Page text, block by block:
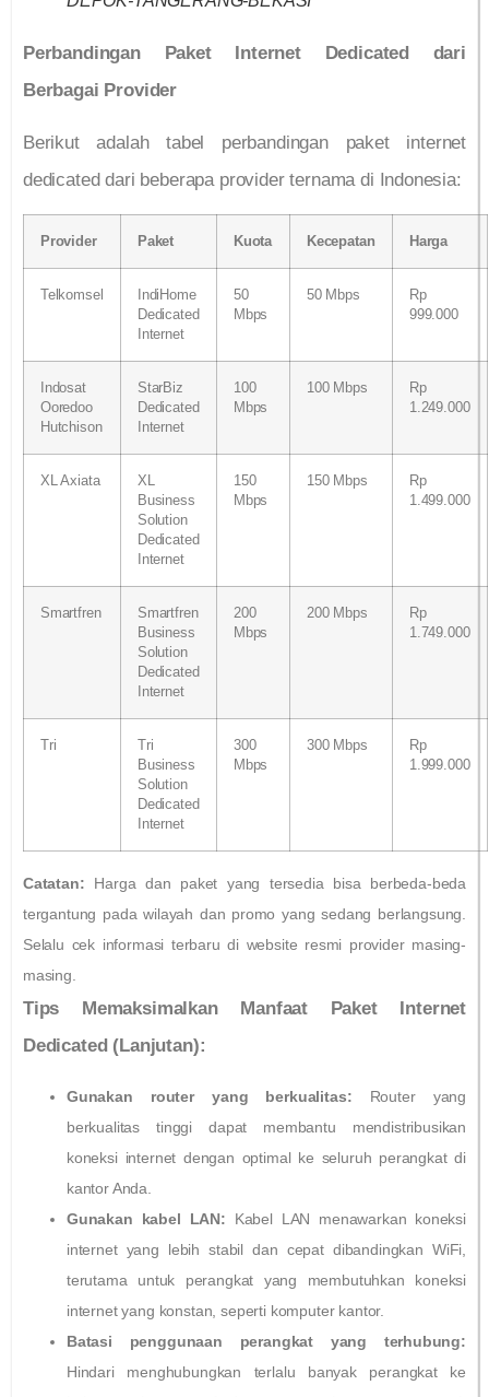
Perbandingan Paket Internet Dedicated dari
Berbagai Provider
Berikut adalah tabel perbandingan paket internet
dedicated dari beberapa provider ternama di Indonesia:
Provider Paket Kuota Kecepatan Harga
Telkomsel
IndiHome
Dedicated
Internet
50
Mbps
50 Mbps
Rp
999.000
Indosat
Ooredoo
Hutchison
StarBiz
Dedicated
Internet
100
Mbps
100 Mbps
Rp
1.249.000
XL Axiata
XL
Business
Solution
Dedicated
Internet
150
Mbps
150 Mbps
Rp
1.499.000
Smartfren
Smartfren
Business
Solution
Dedicated
Internet
200
Mbps
200 Mbps
Rp
1.749.000
Tri
Tri
Business
Solution
Dedicated
Internet
300
Mbps
300 Mbps
Rp
1.999.000
Catatan: Harga dan paket yang tersedia bisa berbeda-beda
tergantung pada wilayah dan promo yang sedang berlangsung.
Selalu cek informasi terbaru di website resmi provider masing-
masing.
Tips Memaksimalkan Manfaat Paket Internet
Dedicated (Lanjutan):
Gunakan router yang berkualitas: Router yang
berkualitas tinggi dapat membantu mendistribusikan
koneksi internet dengan optimal ke seluruh perangkat di
kantor Anda.
Gunakan kabel LAN: Kabel LAN menawarkan koneksi
internet yang lebih stabil dan cepat dibandingkan WiFi,
terutama untuk perangkat yang membutuhkan koneksi
internet yang konstan, seperti komputer kantor.
Batasi penggunaan perangkat yang terhubung:
Hindari menghubungkan terlalu banyak perangkat ke